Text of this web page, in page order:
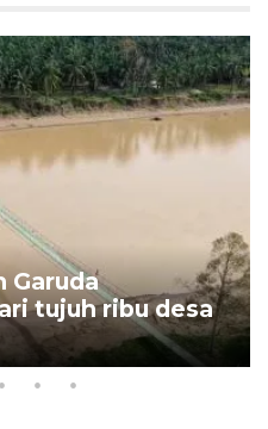
Garuda
tujuh ribu desa